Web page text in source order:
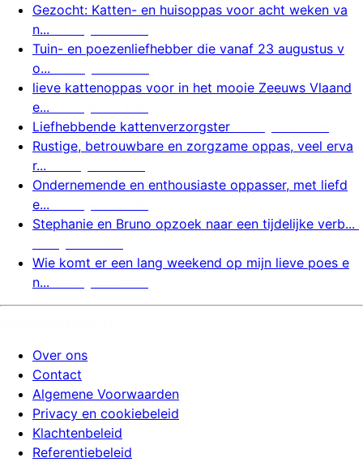
Gezocht: Katten- en huisoppas voor acht weken va
n...
Tuin- en poezenliefhebber die vanaf 23 augustus v
o...
lieve kattenoppas voor in het mooie Zeeuws Vlaand
e...
Liefhebbende kattenverzorgster
Rustige, betrouwbare en zorgzame oppas, veel erva
r...
Ondernemende en enthousiaste oppasser, met liefd
e...
Stephanie en Bruno opzoek naar een tijdelijke verb...
Wie komt er een lang weekend op mijn lieve poes e
n...
Over ons
Contact
Algemene Voorwaarden
Privacy en cookiebeleid
Klachtenbeleid
Referentiebeleid